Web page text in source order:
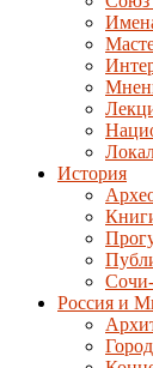
История
Россия и